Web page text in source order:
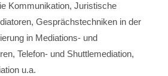
Kommunikation, Juristische
Gesprächstechniken in der
in Mediations- und
Telefon- und Shuttlemediation,
u.a.